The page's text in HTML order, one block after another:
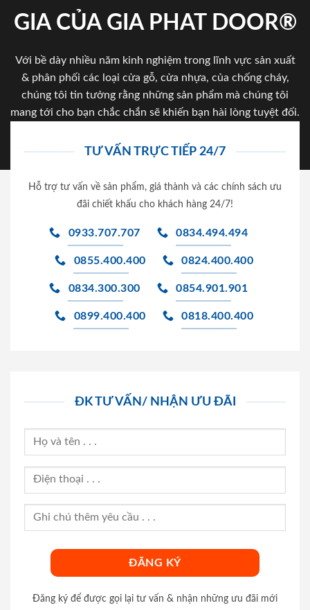
GIA CỦA GIA PHAT DOOR®
Với bề dày nhiều năm kinh nghiệm trong lĩnh vực sản xuất
& phân phối các loại cửa gỗ, cửa nhựa, của chống cháy,
chúng tôi tin tưởng rằng những sản phẩm mà chúng tôi
mang tới cho bạn chắc chắn sẽ khiến bạn hài lòng tuyệt đối.
TƯ VẤN TRỰC TIẾP 24/7
Hỗ trợ tư vấn về sản phẩm, giá thành và các chính sách ưu
đãi chiết khấu cho khách hàng 24/7!
0933.707.707 0834.494.494
0855.400.400 0824.400.400
0834.300.300 0854.901.901
0899.400.400 0818.400.400
ĐK TƯ VẤN/ NHẬN ƯU ĐÃI
Đăng ký để được gọi lại tư vấn & nhận những ưu đãi mới